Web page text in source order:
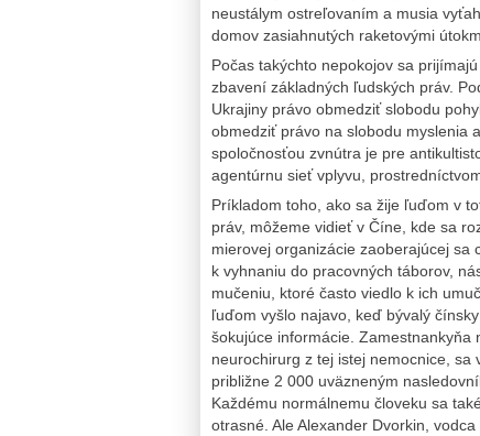
neustálym ostreľovaním a musia
domov zasiahnutých raketovými
Počas takýchto nepokojov sa
zbavení základných ľudských práv.
Ukrajiny právo obmedziť slobodu
obmedziť právo na slobodu myslenia
spoločnosťou zvnútra je pre
agentúrnu sieť vplyvu,
Príkladom toho, ako sa žije ľuďom v
práv, môžeme vidieť v Číne, kde sa
mierovej organizácie zaoberajúcej sa
k vyhnaniu do pracovných táborov,
mučeniu, ktoré často viedlo k ich
ľuďom vyšlo najavo, keď bývalý
šokujúce informácie. Zamestnankyňa
neurochirurg z tej istej nemocnice,
približne 2 000 uväzneným
Každému normálnemu človeku sa
otrasné. Ale Alexander Dvorkin,